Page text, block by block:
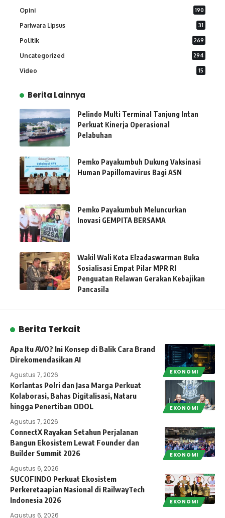
Opini 190
Pariwara Lipsus 31
Politik 269
Uncategorized 294
Video 15
Berita Lainnya
Pelindo Multi Terminal Tanjung Intan
Perkuat Kinerja Operasional
Pelabuhan
Pemko Payakumbuh Dukung Vaksinasi
Human Papillomavirus Bagi ASN
Pemko Payakumbuh Meluncurkan
Inovasi GEMPITA BERSAMA
Wakil Wali Kota Elzadaswarman Buka
Sosialisasi Empat Pilar MPR RI
Penguatan Relawan Gerakan Kebajikan
Pancasila
Berita Terkait
EKONOMI
Apa Itu AVO? Ini Konsep di Balik Cara Brand
Direkomendasikan AI
Agustus 7, 2026
EKONOMI
Korlantas Polri dan Jasa Marga Perkuat
Kolaborasi, Bahas Digitalisasi, Nataru
hingga Penertiban ODOL
Agustus 7, 2026
EKONOMI
ConnectX Rayakan Setahun Perjalanan
Bangun Ekosistem Lewat Founder dan
Builder Summit 2026
Agustus 6, 2026
EKONOMI
SUCOFINDO Perkuat Ekosistem
Perkeretaapian Nasional di RailwayTech
Indonesia 2026
Agustus 6, 2026